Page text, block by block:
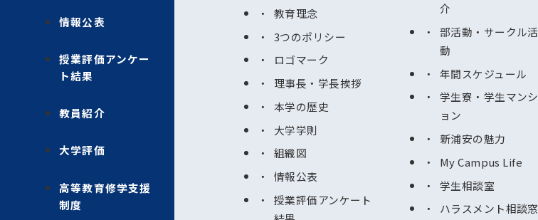
情報公表
授業評価アンケー
ト結果
教員紹介
大学評価
高等教育修学支援
制度
教育理念
3つのポリシー
ロゴマーク
理事長・学長挨拶
本学の歴史
大学学則
組織図
情報公表
授業評価アンケート
介
部活動・サークル活
動
年間スケジュール
学生寮・学生マンシ
ョン
新浦安の魅力
My Campus Life
学生相談室
ハラスメント相談窓